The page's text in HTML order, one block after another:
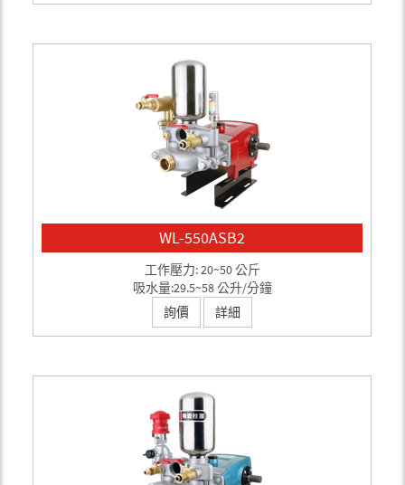
WL-550ASB2
工作壓力: 20~50 公斤
吸水量:29.5~58 公升/分鐘
詢價
詳細